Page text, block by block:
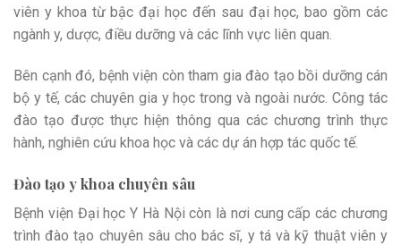
viên y khoa từ bậc đại học đến sau đại học, bao gồm các
ngành y, dược, điều dưỡng và các lĩnh vực liên quan.
Bên cạnh đó, bệnh viện còn tham gia đào tạo bồi dưỡng cán
bộ y tế, các chuyên gia y học trong và ngoài nước. Công tác
đào tạo được thực hiện thông qua các chương trình thực
hành, nghiên cứu khoa học và các dự án hợp tác quốc tế.
Đào tạo y khoa chuyên sâu
Bệnh viện Đại học Y Hà Nội còn là nơi cung cấp các chương
trình đào tạo chuyên sâu cho bác sĩ, y tá và kỹ thuật viên y